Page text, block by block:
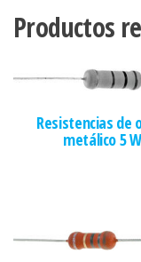
Productos
Resistencias de
metálico 5 W